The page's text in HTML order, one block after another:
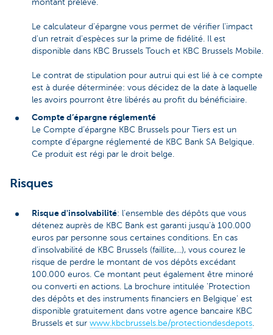
montant prélevé.
Le calculateur d'épargne vous permet de vérifier l'impact
d'un retrait d'espèces sur la prime de fidélité. Il est
disponible dans KBC Brussels Touch et KBC Brussels Mobile.
Le contrat de stipulation pour autrui qui est lié à ce compte
est à durée déterminée: vous décidez de la date à laquelle
les avoirs pourront être libérés au profit du bénéficiaire.
Compte d’épargne réglementé
Le Compte d’épargne KBC Brussels pour Tiers est un
compte d’épargne réglementé de KBC Bank SA Belgique.
Ce produit est régi par le droit belge.
Risques
Risque d'insolvabilité: l’ensemble des dépôts que vous
détenez auprès de KBC Bank est garanti jusqu’à 100.000
euros par personne sous certaines conditions. En cas
d’insolvabilité de KBC Brussels (faillite,...), vous courez le
risque de perdre le montant de vos dépôts excédant
100.000 euros. Ce montant peut également être minoré
ou converti en actions. La brochure intitulée 'Protection
des dépôts et des instruments financiers en Belgique' est
disponible gratuitement dans votre agence bancaire KBC
Brussels et sur www.kbcbrussels.be/protectiondesdepots.